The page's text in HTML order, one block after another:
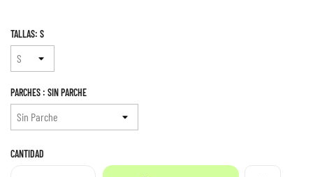
TALLAS: S
PARCHES : SIN PARCHE
CANTIDAD